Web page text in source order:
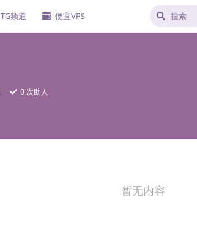
TG频道 便宜VPS
0 次助人
暂无内容